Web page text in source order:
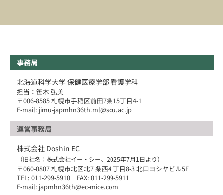
事務局
北海道科学大学 保健医療学部 看護学科
担当：笹木 弘美
〒006-8585 札幌市手稲区前田7条15丁目4-1
E-mail: jimu-japmhn36th.ml@scu.ac.jp
運営事務局
株式会社 Doshin EC
（旧社名：株式会社イー・シー、2025年7月1日より）
〒060-0807 札幌市北区北7 条西4 丁目8-3 北口ヨシヤビル5F
TEL: 011-299-5910 FAX: 011-299-5911
E-mail: japmhn36th@ec-mice.com